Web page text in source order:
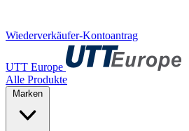
Wiederverkäufer-Kontoantrag
UTT Europe
Alle Produkte
Marken